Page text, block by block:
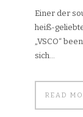
Einer der
heiß-
„VSCO“
sich...
READ